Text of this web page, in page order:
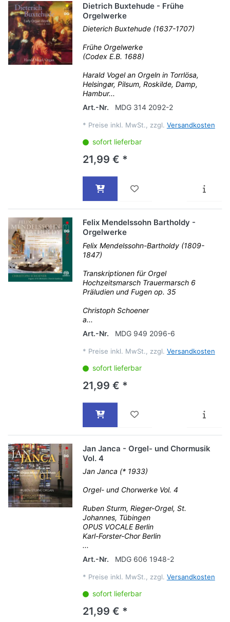
Dietrich Buxtehude - Frühe
Orgelwerke
Dieterich Buxtehude (1637-1707)
Frühe Orgelwerke
(Codex E.B. 1688)
Harald Vogel an Orgeln in Torrlösa,
Helsingør, Pilsum, Roskilde, Damp,
Hambur...
Art.-Nr.
MDG 314 2092-2
* Preise inkl. MwSt., zzgl. Versandkosten
sofort lieferbar
21,99 € *
Felix Mendelssohn Bartholdy -
Orgelwerke
Felix Mendelssohn-Bartholdy (1809-
1847)
Transkriptionen für Orgel
Hochzeitsmarsch Trauermarsch 6
Präludien und Fugen op. 35
Christoph Schoener
a...
Art.-Nr.
MDG 949 2096-6
* Preise inkl. MwSt., zzgl. Versandkosten
sofort lieferbar
21,99 € *
Jan Janca - Orgel- und Chormusik
Vol. 4
Jan Janca (* 1933)
Orgel- und Chorwerke Vol. 4
Ruben Sturm, Rieger-Orgel, St.
Johannes, Tübingen
OPUS VOCALE Berlin
Karl-Forster-Chor Berlin
...
Art.-Nr.
MDG 606 1948-2
* Preise inkl. MwSt., zzgl. Versandkosten
sofort lieferbar
21,99 € *